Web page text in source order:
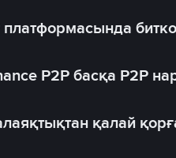
P2P басқа P2P
қалай